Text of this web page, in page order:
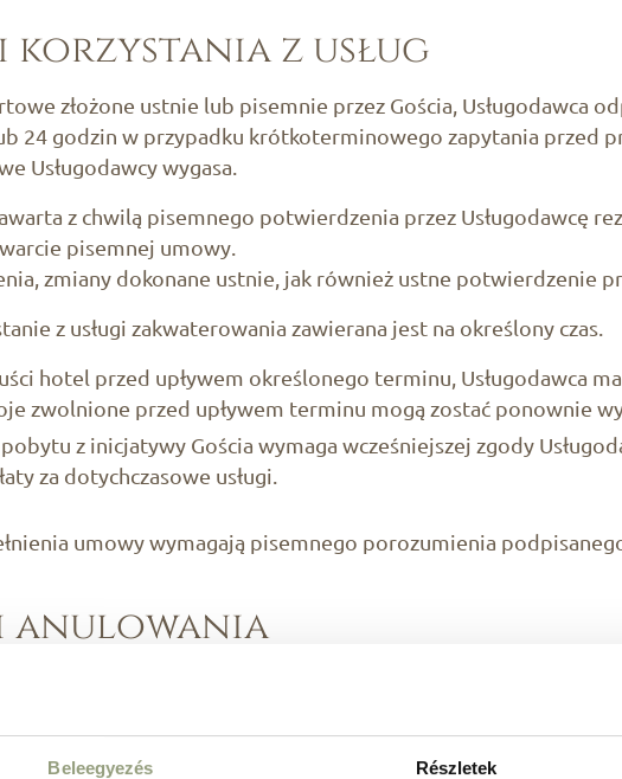
Beleegyezés Részletek
korzystania z usług
złożone ustnie lub pisemnie przez Gościa, Usługodawca
24 godzin w przypadku krótkoterminowego zapytania przed
Usługodawcy wygasa.
z chwilą pisemnego potwierdzenia przez Usługodawcę
pisemnej umowy.
zmiany dokonane ustnie, jak również ustne potwierdzenie
z usługi zakwaterowania zawierana jest na określony czas.
hotel przed upływem określonego terminu, Usługodawca
zwolnione przed upływem terminu mogą zostać ponownie
z inicjatywy Gościa wymaga wcześniejszej zgody
za dotychczasowe usługi.
umowy wymagają pisemnego porozumienia
anulowania
anulowania rezerwacji zakwaterowania odbywa się na
nie zabezpieczyła rezerwacji zaliczką, gwarancją karty